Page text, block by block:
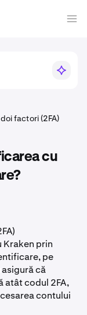
factori (2FA)
cu
prin
pe
că
atât codul 2FA,
contului